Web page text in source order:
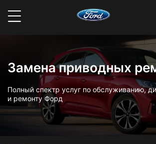
Замена приводных
Полный спектр услуг по обслуживанию,
и ремонту Форд